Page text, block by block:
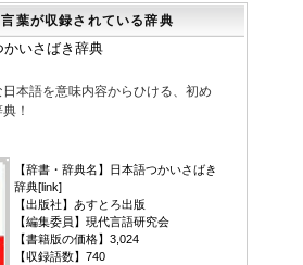
葉が収録されている辞典
かいさばき辞典
日本語を意味内容からひける、初め
！
【辞書・辞典名】日本語つかいさばき
辞典[link]
【出版社】あすとろ出版
【編集委員】現代言語研究会
【書籍版の価格】3,024
【収録語数】740